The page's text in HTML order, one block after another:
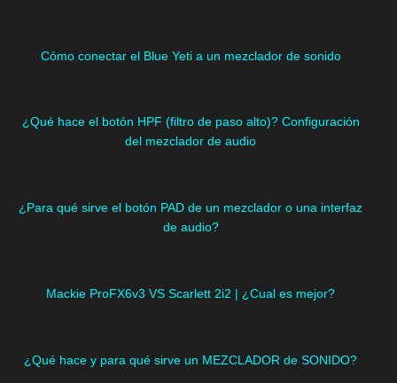
Cómo conectar el Blue Yeti a un mezclador de sonido
¿Qué hace el botón HPF (filtro de paso alto)? Configuración
del mezclador de audio
¿Para qué sirve el botón PAD de un mezclador o una interfaz
de audio?
Mackie ProFX6v3 VS Scarlett 2i2 | ¿Cual es mejor?
¿Qué hace y para qué sirve un MEZCLADOR de SONIDO?